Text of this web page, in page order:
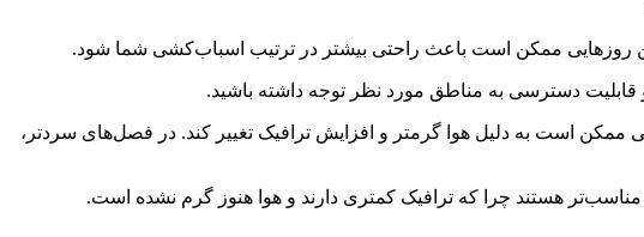
روزهایی ممکن است باعث راحتی بیشتر در ترتیب اسباب‌کشی شما شود.
و قابلیت دسترسی به مناطق مورد نظر توجه داشته باشید.
ممکن است به دلیل هوا گرمتر و افزایش ترافیک تغییر کند. در فصل‌های سردتر،
هستند چرا که ترافیک کمتری دارند و هوا هنوز گرم نشده است.